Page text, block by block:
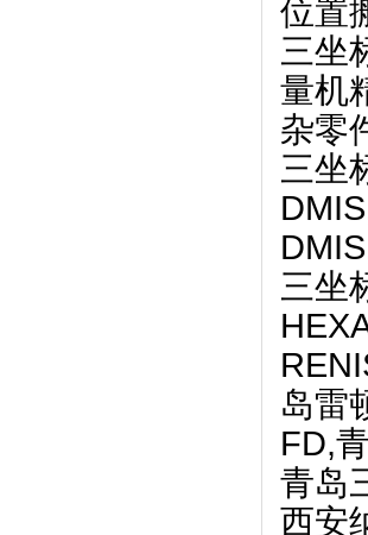
位置
三坐
量机
杂零
三坐
三坐
岛雷
FD,
青岛
西安